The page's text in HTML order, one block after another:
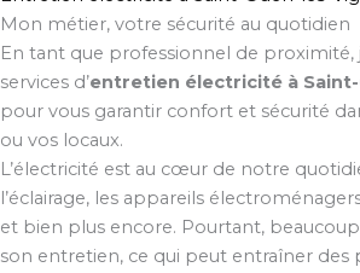
Mon métier, votre sécurité au quotidien
En tant que professionnel de
services d’entretien électricité à
pour vous garantir confort et sécurité
ou vos locaux.
L’électricité est au cœur de notre
l’éclairage, les appareils
et bien plus encore. Pourtant,
son entretien, ce qui peut entraîner des